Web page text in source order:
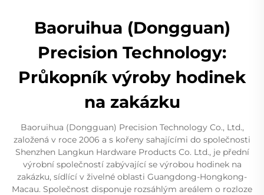
Baoruihua (Dongguan)
Precision Technology:
Průkopník výroby hodinek
na zakázku
Baoruihua (Dongguan) Precision Technology Co., Ltd.,
založená v roce 2006 a s kořeny sahajícími do společnosti
Shenzhen Langkun Hardware Products Co. Ltd., je přední
výrobní společností zabývající se výrobou hodinek na
zakázku, sídlící v živelné oblasti Guangdong-Hongkong-
Macau. Společnost disponuje rozsáhlým areálem o rozloze